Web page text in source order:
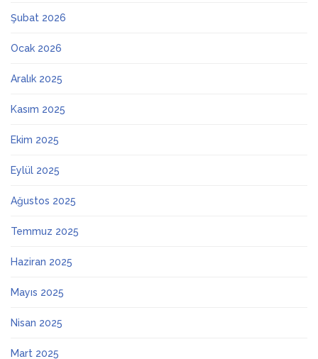
Şubat 2026
Ocak 2026
Aralık 2025
Kasım 2025
Ekim 2025
Eylül 2025
Ağustos 2025
Temmuz 2025
Haziran 2025
Mayıs 2025
Nisan 2025
Mart 2025